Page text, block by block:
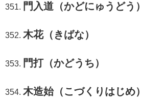
門入道（かどにゅうどう）
木花（きばな）
門打（かどうち）
木造始（こづくりはじめ）